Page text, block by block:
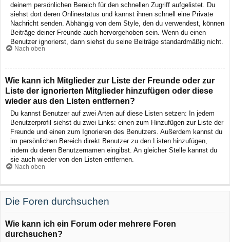
deinem persönlichen Bereich für den schnellen Zugriff aufgelistet. Du
siehst dort deren Onlinestatus und kannst ihnen schnell eine Private
Nachricht senden. Abhängig von dem Style, den du verwendest, können
Beiträge deiner Freunde auch hervorgehoben sein. Wenn du einen
Benutzer ignorierst, dann siehst du seine Beiträge standardmäßig nicht.
Nach oben
Wie kann ich Mitglieder zur Liste der Freunde oder zur
Liste der ignorierten Mitglieder hinzufügen oder diese
wieder aus den Listen entfernen?
Du kannst Benutzer auf zwei Arten auf diese Listen setzen: In jedem
Benutzerprofil siehst du zwei Links: einen zum Hinzufügen zur Liste der
Freunde und einen zum Ignorieren des Benutzers. Außerdem kannst du
im persönlichen Bereich direkt Benutzer zu den Listen hinzufügen,
indem du deren Benutzernamen eingibst. An gleicher Stelle kannst du
sie auch wieder von den Listen entfernen.
Nach oben
Die Foren durchsuchen
Wie kann ich ein Forum oder mehrere Foren
durchsuchen?